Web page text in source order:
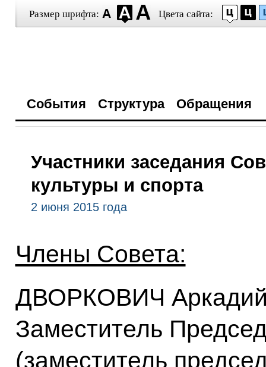
Размер шрифта: Цвета сайта:
События Структура Обращения
Участники заседания
культуры и спорта
2 июня 2015 года
Члены Совета:
ДВОРКОВИЧ
Заместитель
(заместитель